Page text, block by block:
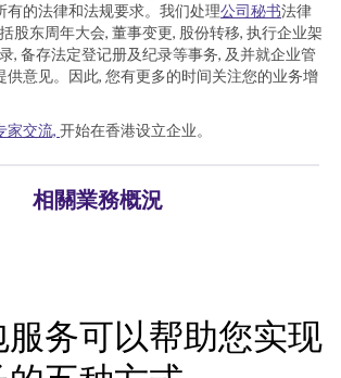
有的法律和法规要求。我们处理公司秘书法律
股东周年大会, 董事变更, 股份转移, 执行企业架
, 备存法定登记册及纪录等事务, 及并就企业管
供意见。因此, 您有更多的时间关注您的业务增
家交流, 开始在香港设立企业。
相關業務概況
务可以帮助您实现